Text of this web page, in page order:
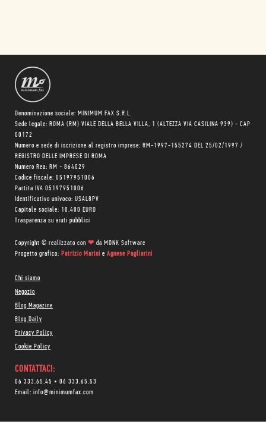
Denominazione sociale: MINIMUM FAX S.R.L.
Sede legale: ROMA (RM) VIALE DELLA BELLA VILLA, 1 (ALTEZZA VIA CASILINA 939) - CAP
00172
Numero e sede di iscrizione al registro imprese: RM-1997-155274 DEL 25/02/1997 /
REGISTRO DELLE IMPRESE DI ROMA
Numero Rea: RM - 864029
Codice fiscale: 05197951006
Partita IVA 05197951006
Identificativo univoco: USAL8PV
Capitale sociale: 10.400 EURO
Trasparenza su aiuti pubblici
Copyright © realizzato con ❤ da MONK Software
Progetto grafico: Patrizio Marini e Agnese Pagliarini
Chi siamo
Negozio
Blog Magazine
Blog Daily
Privacy Policy
Cookie Policy
CONTATTACI:
06 333.65.45 • 06 333.65.53
Email: info@minimumfax.com